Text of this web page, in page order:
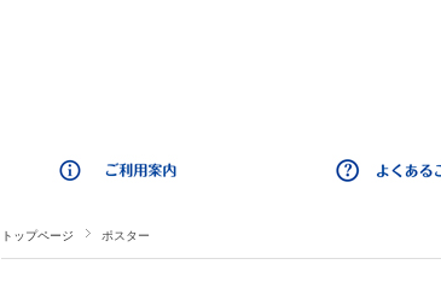
トップページ ポスター